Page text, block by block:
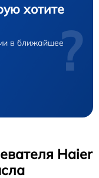
хотите
в ближайшее?
Haier